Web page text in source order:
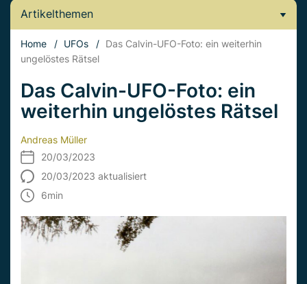
Artikelthemen
Home / UFOs / Das Calvin-UFO-Foto: ein weiterhin
ungelöstes Rätsel
Das Calvin-UFO-Foto: ein
weiterhin ungelöstes Rätsel
Andreas Müller
20/03/2023
20/03/2023 aktualisiert
6min